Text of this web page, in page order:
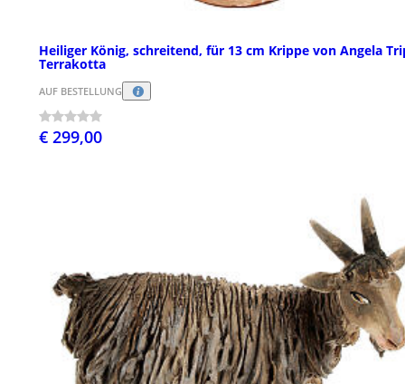
Heiliger König, schreitend, für 13 cm Krippe von Angela
Terrakotta
AUF BESTELLUNG
€ 299,00